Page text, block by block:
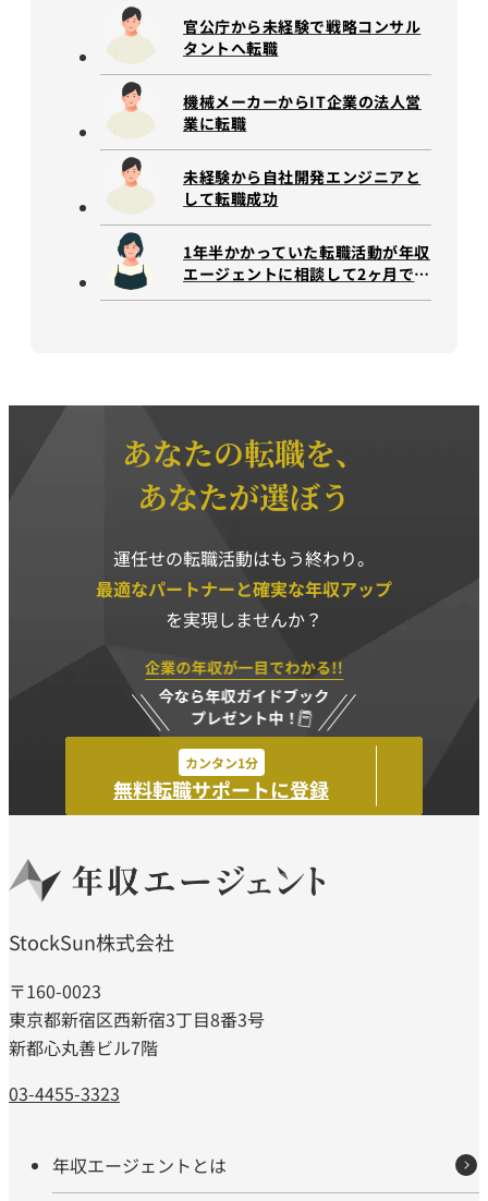
官公庁から未経験で戦略コンサル
タントへ転職
機械メーカーからIT企業の法人営
業に転職
未経験から自社開発エンジニアと
して転職成功
1年半かかっていた転職活動が年収
エージェントに相談して2ヶ月で内
定獲得。
あなたの転職を、
あなたが選ぼう
運任せの転職活動はもう終わり。
最適なパートナーと確実な年収アップ
を実現しませんか？
カンタン1分
無料転職サポートに登録
StockSun株式会社
〒160-0023
東京都新宿区西新宿3丁目8番3号
新都心丸善ビル7階
03-4455-3323
年収エージェントとは